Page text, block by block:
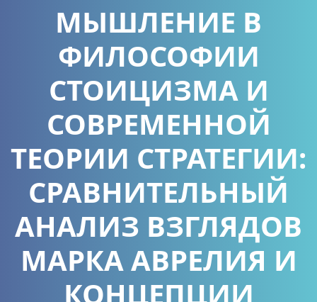
МЫШЛЕНИЕ В
ФИЛОСОФИИ
СТОИЦИЗМА И
СОВРЕМЕННОЙ
ТЕОРИИ СТРАТЕГИИ:
СРАВНИТЕЛЬНЫЙ
АНАЛИЗ ВЗГЛЯДОВ
МАРКА АВРЕЛИЯ И
КОНЦЕПЦИИ